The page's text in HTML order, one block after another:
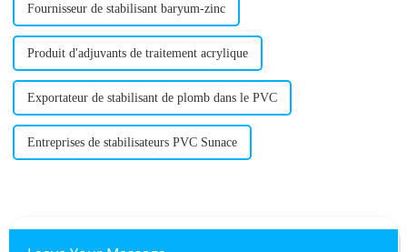
Fournisseur de stabilisant baryum-zinc
Produit d'adjuvants de traitement acrylique
Exportateur de stabilisant de plomb dans le PVC
Entreprises de stabilisateurs PVC Sunace